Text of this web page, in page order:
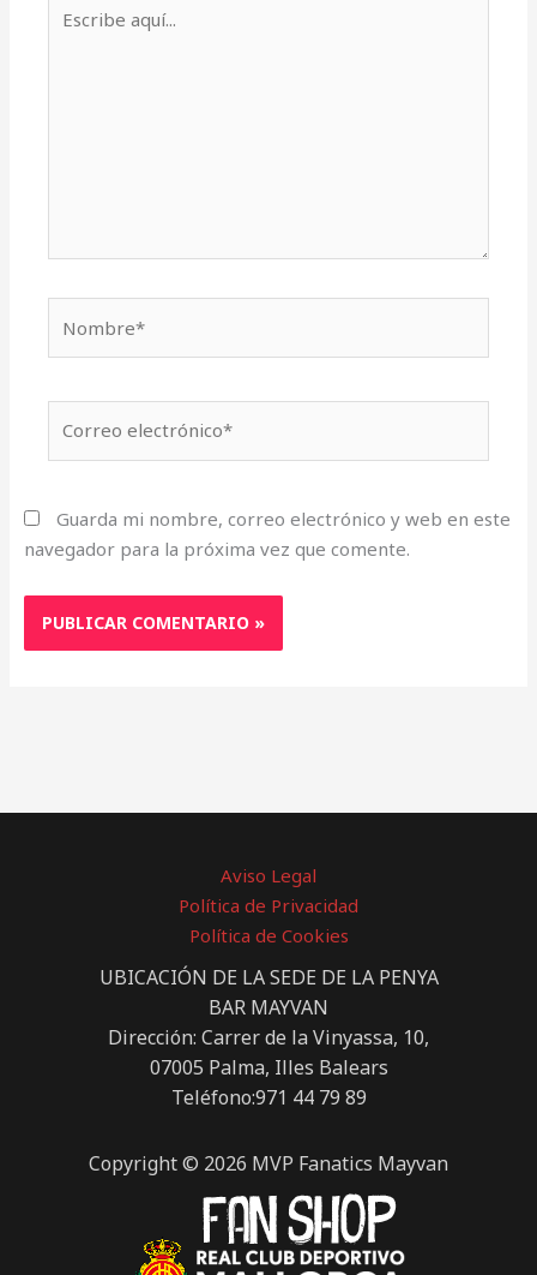
aquí...
electrónico*
Guarda mi nombre, correo electrónico y web en este
navegador para la próxima vez que comente.
Aviso Legal
Política de Privacidad
Política de Cookies
UBICACIÓN DE LA SEDE DE LA PENYA
BAR MAYVAN
Dirección: Carrer de la Vinyassa, 10,
07005 Palma, Illes Balears
Teléfono:971 44 79 89
Copyright © 2026 MVP Fanatics Mayvan